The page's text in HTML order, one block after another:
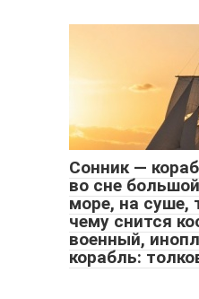
Сонник —
во сне
море, на суше,
чему снится
военный,
корабль: